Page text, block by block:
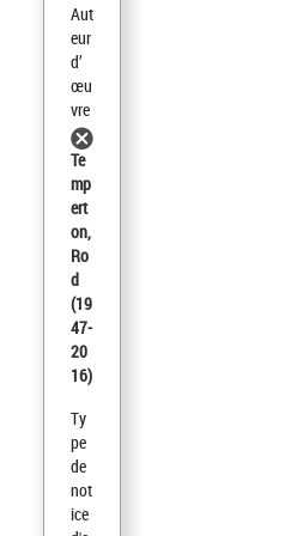
Aut
eur
d’
œu
vre
Te
mp
ert
on,
Ro
d
(19
47-
20
16)
Ty
pe
de
not
ice